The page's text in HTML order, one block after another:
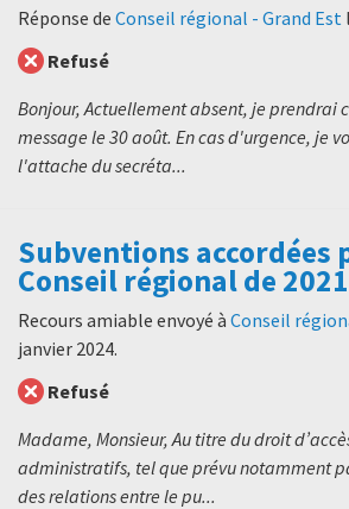
Réponse de Conseil régional - Grand Est
Refusé
Bonjour, Actuellement absent, je prendrai
message le 30 août. En cas d'urgence, je
l'attache du secréta...
Subventions accordées
Conseil régional de
Recours amiable envoyé à Conseil
janvier 2024.
Refusé
Madame, Monsieur, Au titre du droit
administratifs, tel que prévu notamment
des relations entre le pu...